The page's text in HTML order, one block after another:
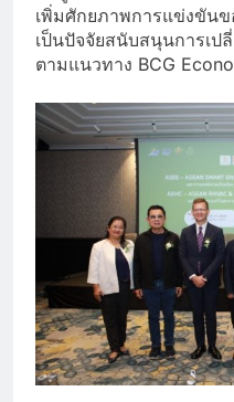
เพิ่มศักยภาพการแข่งขัน
เป็นปัจจัยสนับสนุนการเป
ตามแนวทาง BCG